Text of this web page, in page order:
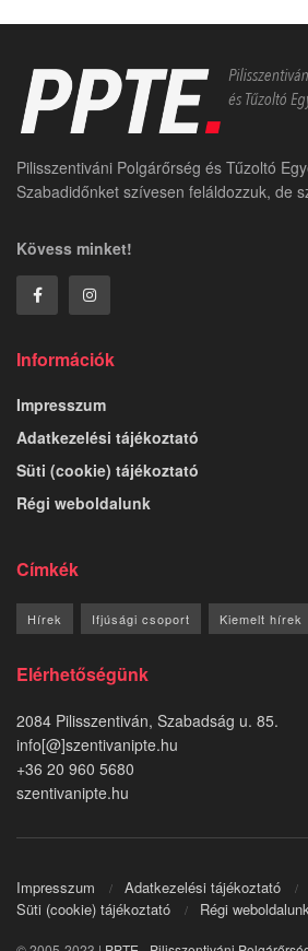
Pilisszentiváni Polgárőrség és Tűzoltó
Szabadidőnket szívesen feláldozzuk, de
Kövess minket!
Információk
Impresszum
Adatkezelési tájékoztató
Süti (cookie) tájékoztató
Régi weboldalunk
Címkék
Hírek Ifjúsági csoport Kiemelt hírek
Elérhetőségünk
2084 Pilisszentiván, Szabadság u. 85.
info[@]szentivanipte.hu
+36 20 960 5680
szentivanipte.hu
Impresszum
Adatkezelési tájékoztató
Süti (cookie) tájékoztató
Régi